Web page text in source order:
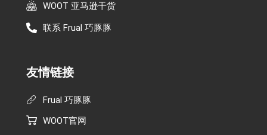
WOOT 亚马逊干货
联系 Frual 巧豚豚
友情链接
Frual 巧豚豚
WOOT官网